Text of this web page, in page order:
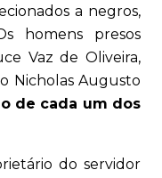
a negros,
homens presos
Vaz de Oliveira,
Nicholas Augusto
de cada um dos
do servidor